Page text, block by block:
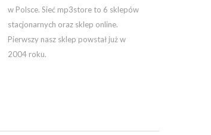
w Polsce. Sieć mp3store to 6 sklepów
stacjonarnych oraz sklep online.
Pierwszy nasz sklep powstał już w
2004 roku.